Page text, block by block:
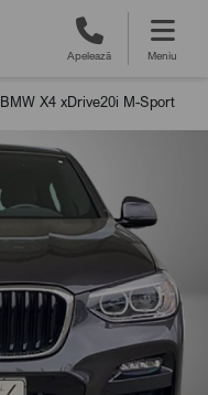
Apelează Meniu
BMW X4 xDrive20i M-Sport